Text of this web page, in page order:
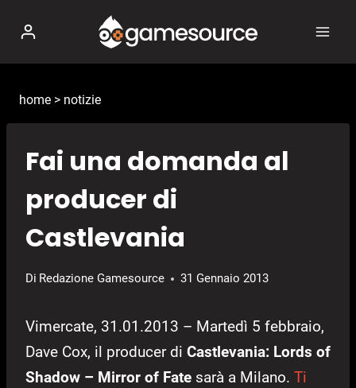
contenuto
home > notizie
Fai una domanda al
producer di
Castlevania
Di Redazione Gamesource 31 Gennaio 2013
Vimercate, 31.01.2013 – Martedì 5 febbraio,
Dave Cox, il producer di Castlevania: Lords of
Shadow – Mirror of Fate sarà a Milano. Ti